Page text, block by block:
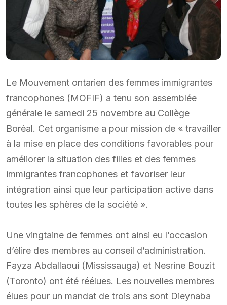
Le Mouvement ontarien des femmes immigrantes
francophones (MOFIF) a tenu son assemblée
générale le samedi 25 novembre au Collège
Boréal. Cet organisme a pour mission de « travailler
à la mise en place des conditions favorables pour
améliorer la situation des filles et des femmes
immigrantes francophones et favoriser leur
intégration ainsi que leur participation active dans
toutes les sphères de la société ».
Une vingtaine de femmes ont ainsi eu l’occasion
d’élire des membres au conseil d’administration.
Fayza Abdallaoui (Mississauga) et Nesrine Bouzit
(Toronto) ont été réélues. Les nouvelles membres
élues pour un mandat de trois ans sont Dieynaba